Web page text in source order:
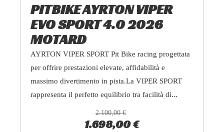
PITBIKE AYRTON VIPER
EVO SPORT 4.0 2026
MOTARD
AYRTON VIPER SPORT Pit Bike racing progettata
per offrire prestazioni elevate, affidabilità e
massimo divertimento in pista.La VIPER SPORT
rappresenta il perfetto equilibrio tra facilità di...
2.100,00 €
1.698,00 €